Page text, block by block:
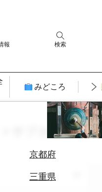
報 検索
みどころ
京都府
三重県
× サブカルチャ